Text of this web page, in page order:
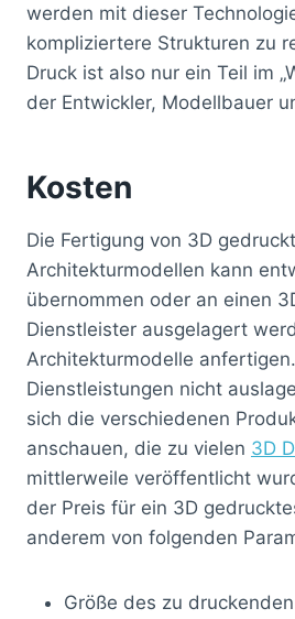
werden mit dieser
kompliziertere Strukturen zu
Druck ist also nur ein Teil im
der Entwickler, Modellbauer
Kosten
Die Fertigung von 3D
Architekturmodellen kann
übernommen oder an einen
Dienstleister ausgelagert
Architekturmodelle
Dienstleistungen nicht
sich die verschiedenen
anschauen, die zu vielen 3D
mittlerweile veröffentlicht
der Preis für ein 3D
anderem von folgenden
Größe des zu